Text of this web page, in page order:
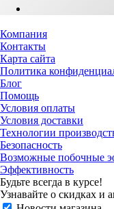
Компания
Контакты
Карта сайта
Политика
Блог
Помощь
Условия оплаты
Условия доставки
Технологии
Безопасность
Возможные побочные
Эффективность
Будьте всегда в курсе!
Узнавайте о скидках и